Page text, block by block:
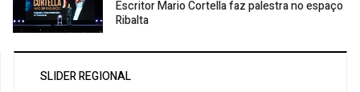
Escritor Mario Cortella faz palestra no espaço
Ribalta
SLIDER REGIONAL